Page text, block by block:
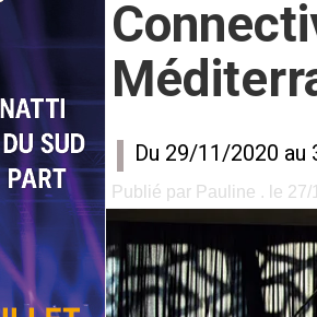
Du 29/11/2020 au
Publié par Pauline . le